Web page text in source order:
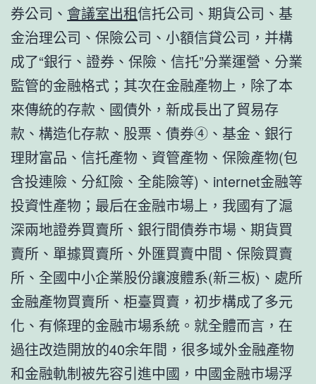
券公司、 會議室出租信托公司、期貨公司、基
金治理公司、保險公司、小額信貸公司，并構
成了“銀行、證券、保險、信托”分業運營、分業
監管的金融格式；其次在金融產物上，除了本
來傳統的存款、國債外，新成長出了貿易存
款、構造化存款、股票、債券④、基金、銀行
理財富品、信托產物、資管產物、保險產物(包
含投連險、分紅險、全能險等)、internet金融等
投資性產物；最后在金融市場上，我國有了滬
深兩地證券買賣所、銀行間債券市場、期貨買
賣所、單據買賣所、外匯買賣中間、保險買賣
所、全國中小企業股份讓渡體系(新三板)、處所
金融產物買賣所、柜臺買賣，初步構成了多元
化、有條理的金融市場系統。就全體而言，在
過往改造開放的40余年間，很多域外金融產物
和金融軌制被先容引進中國，中國金融市場浮